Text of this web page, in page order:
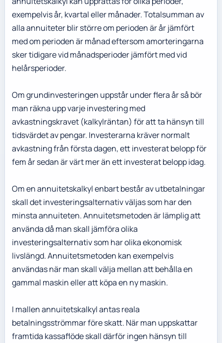
exempelvis år, kvartal eller månader. Totalsumman av
alla annuiteter blir större om perioden är år jämfört
med om perioden är månad eftersom amorteringarna
sker tidigare vid månadsperioder jämfört med vid
helårsperioder.
Om grundinvesteringen uppstår under flera år så bör
man räkna upp varje investering med
avkastningskravet (kalkylräntan) för att ta hänsyn till
tidsvärdet av pengar. Investerarna kräver normalt
avkastning från första dagen, ett investerat belopp för
fem år sedan är värt mer än ett investerat belopp idag.
Om en annuitetskalkyl enbart består av utbetalningar
skall det investeringsalternativ väljas som har den
minsta annuiteten. Annuitetsmetoden är lämplig att
använda då man skall jämföra olika
investeringsalternativ som har olika ekonomisk
livslängd. Annuitetsmetoden kan exempelvis
användas när man skall välja mellan att behålla en
gammal maskin eller att köpa en ny maskin.
I mallen annuitetskalkyl antas reala
betalningsströmmar före skatt. När man uppskattar
framtida kassaflöde skall därför ingen hänsyn till